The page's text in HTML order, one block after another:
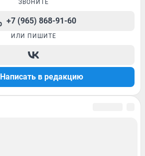
ЗВОНИТЕ
+7 (965) 868-91-60
ИЛИ ПИШИТЕ
Написать в редакцию